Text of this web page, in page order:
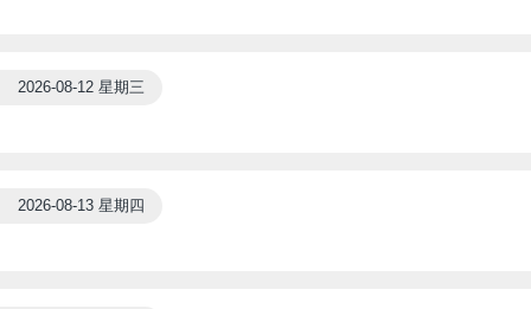
2026-08-12 星期三
2026-08-13 星期四